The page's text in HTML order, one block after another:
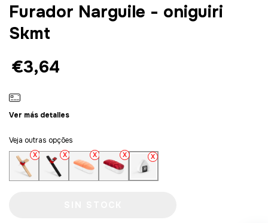
Furador Narguile - oniguiri
Skmt
€3,64
Ver más detalles
Veja outras opções